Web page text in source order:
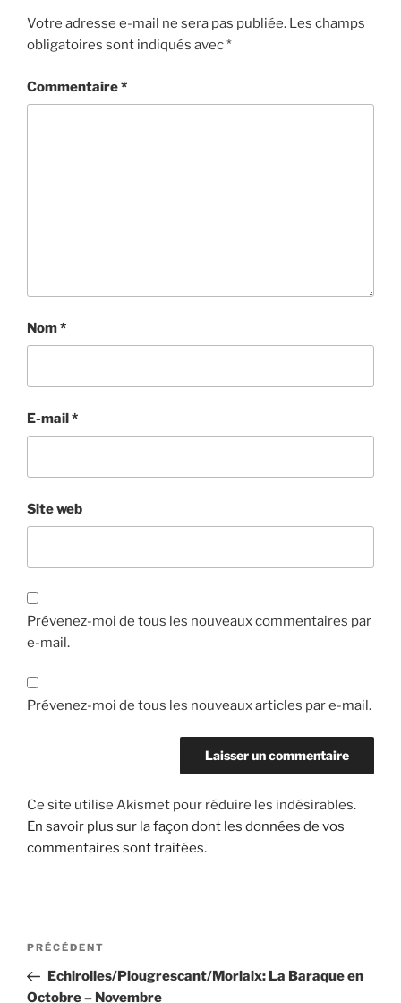
Votre adresse e-mail ne sera pas publiée. Les champs
obligatoires sont indiqués avec*
Commentaire*
Nom*
E-mail*
Site web
Prévenez-moi de tous les nouveaux commentaires par
e-mail.
Prévenez-moi de tous les nouveaux articles par e-mail.
Ce site utilise Akismet pour réduire les indésirables.
En savoir plus sur la façon dont les données de vos
commentaires sont traitées.
Navigation
l’article
Article
précédent
PRÉCÉDENT
Echirolles/Plougrescant/Morlaix: La Baraque en
Octobre – Novembre